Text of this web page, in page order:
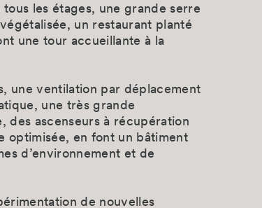
les étages, une grande serre
un restaurant planté
une tour accueillante à la
une ventilation par déplacement
une très grande
des ascenseurs à récupération
optimisée, en font un bâtiment
d’environnement et de
de nouvelles